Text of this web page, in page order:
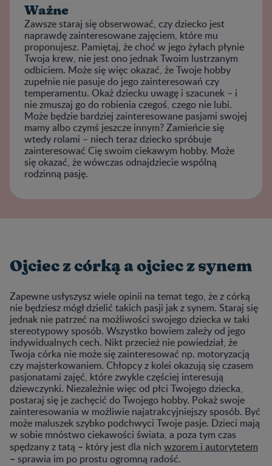
Ważne
Zawsze staraj się obserwować, czy dziecko jest
naprawdę zainteresowane zajęciem, które mu
proponujesz. Pamiętaj, że choć w jego żyłach płynie
Twoja krew, nie jest ono jednak Twoim lustrzanym
odbiciem. Może się więc okazać, że Twoje hobby
zupełnie nie pasuje do jego zainteresowań czy
temperamentu. Okaż dziecku uwagę i szacunek – i
nie zmuszaj go do robienia czegoś, czego nie lubi.
Może będzie bardziej zainteresowane pasjami swojej
mamy albo czymś jeszcze innym? Zamieńcie się
wtedy rolami – niech teraz dziecko spróbuje
zainteresować Cię swoim ciekawym hobby. Może
się okazać, że wówczas odnajdziecie wspólną
rodzinną pasję.
Ojciec z córką a ojciec z synem
Zapewne usłyszysz wiele opinii na temat tego, że z córką
nie będziesz mógł dzielić takich pasji jak z synem. Staraj się
jednak nie patrzeć na możliwości swojego dziecka w taki
stereotypowy sposób. Wszystko bowiem zależy od jego
indywidualnych cech. Nikt przecież nie powiedział, że
Twoja córka nie może się zainteresować np. motoryzacją
czy majsterkowaniem. Chłopcy z kolei okazują się czasem
pasjonatami zajęć, które zwykle częściej interesują
dziewczynki. Niezależnie więc od płci Twojego dziecka,
postaraj się je zachęcić do Twojego hobby. Pokaż swoje
zainteresowania w możliwie najatrakcyjniejszy sposób. Być
może maluszek szybko podchwyci Twoje pasje. Dzieci mają
w sobie mnóstwo ciekawości świata, a poza tym czas
spędzany z tatą – który jest dla nich wzorem i autorytetem
– sprawia im po prostu ogromną radość.